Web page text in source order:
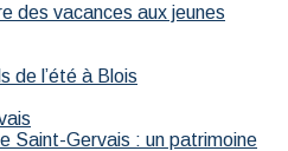
des vacances aux jeunes
de l’été à Blois
Saint-Gervais : un patrimoine